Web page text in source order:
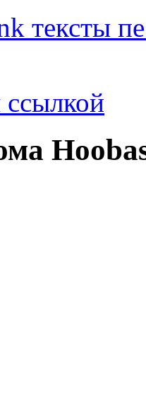
тексты
ссылкой